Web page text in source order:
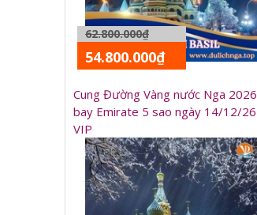
62.800.000₫
54.800.000₫
Cung Đường Vàng nước Nga 2026
bay Emirate 5 sao ngày 14/12/26
VIP